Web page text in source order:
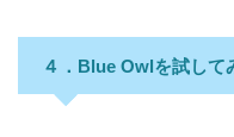
４．Blue Owlを試して